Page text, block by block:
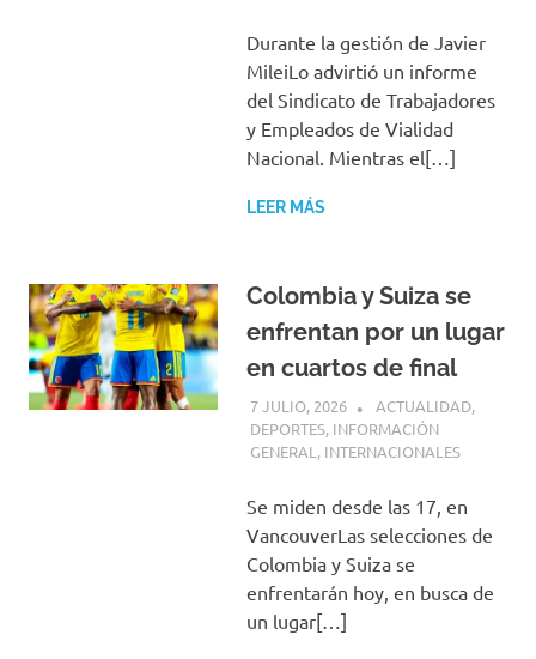
Durante la gestión de Javier
MileiLo advirtió un informe
del Sindicato de Trabajadores
y Empleados de Vialidad
Nacional. Mientras el[…]
LEER MÁS
Colombia y Suiza se
enfrentan por un lugar
en cuartos de final
7 JULIO, 2026 H P
ACTUALIDAD,
DEPORTES, INFORMACIÓN
GENERAL , INTERNACIONALES
Se miden desde las 17, en
VancouverLas selecciones de
Colombia y Suiza se
enfrentarán hoy, en busca de
un lugar[…]